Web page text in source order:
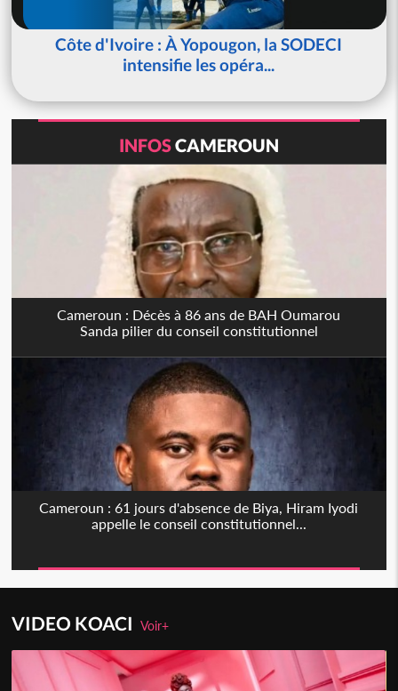
Côte d'Ivoire : À Yopougon, la SODECI
intensifie les opéra...
INFOSCAMEROUN
Cameroun : Décès à 86 ans de BAH Oumarou
Sanda pilier du conseil constitutionnel
Cameroun : 61 jours d'absence de Biya, Hiram Iyodi
appelle le conseil constitutionnel...
VIDEO KOACIVoir+